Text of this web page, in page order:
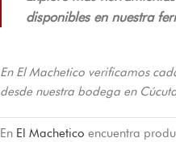
disponibles en nuestra
En El Machetico verificamos
desde nuestra bodega en
En El Machetico encuentra